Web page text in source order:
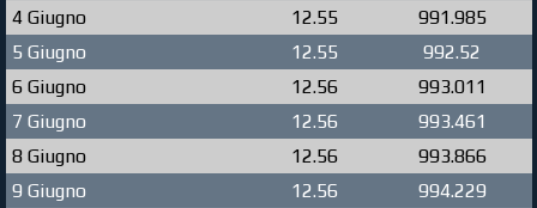
4 Giugno
12.55
991.985
5 Giugno
12.55
992.52
6 Giugno
12.56
993.011
7 Giugno
12.56
993.461
8 Giugno
12.56
993.866
9 Giugno
12.56
994.229